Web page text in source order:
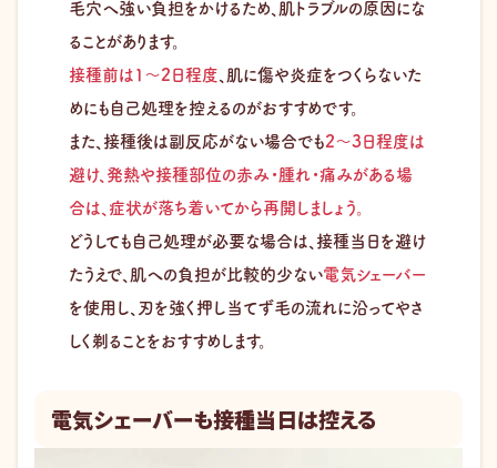
毛穴へ強い負担をかけるため、肌トラブルの原因にな
ることがあります。
接種前は1～2日程度 、肌に傷や炎症をつくらないた
めにも自己処理を控えるのがおすすめです。
また、接種後は副反応がない場合でも2～3日程度は
避け、発熱や接種部位の赤み・腫れ・痛みがある場
合は、症状が落ち着いてから再開しましょう。
どうしても自己処理が必要な場合は、接種当日を避け
たうえで、肌への負担が比較的少ない電気シェーバー
を使用し、刃を強く押し当てず毛の流れに沿ってやさ
しく剃ることをおすすめします。
電気シェーバーも接種当日は控える